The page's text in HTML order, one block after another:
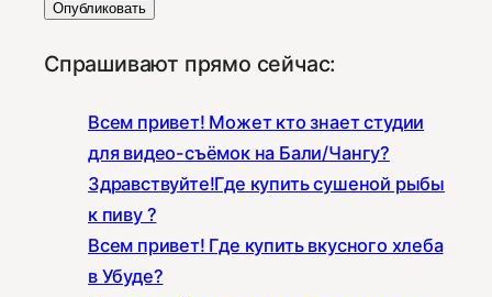
Спрашивают прямо сейчас:
Всем привет! Может кто знает студии
для видео-съёмок на Бали/Чангу?
Здравствуйте!Где купить сушеной рыбы
к пиву ?
Всем привет! Где купить вкусного хлеба
в Убуде?